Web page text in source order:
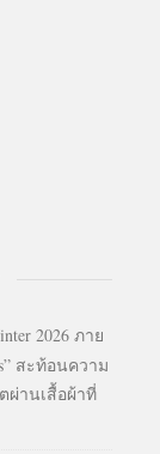
2026 ภาย
สะท้อนความ
ผ่านเสื้อผ้าที่